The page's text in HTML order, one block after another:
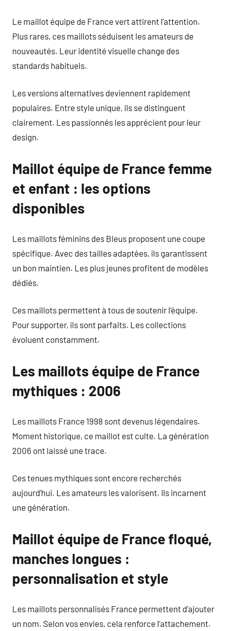
Le maillot équipe de France vert attirent l’attention.
Plus rares, ces maillots séduisent les amateurs de
nouveautés. Leur identité visuelle change des
standards habituels.
Les versions alternatives deviennent rapidement
populaires. Entre style unique, ils se distinguent
clairement. Les passionnés les apprécient pour leur
design.
Maillot équipe de France femme
et enfant : les options
disponibles
Les maillots féminins des Bleus proposent une coupe
spécifique. Avec des tailles adaptées, ils garantissent
un bon maintien. Les plus jeunes profitent de modèles
dédiés.
Ces maillots permettent à tous de soutenir l’équipe.
Pour supporter, ils sont parfaits. Les collections
évoluent constamment.
Les maillots équipe de France
mythiques : 2006
Les maillots France 1998 sont devenus légendaires.
Moment historique, ce maillot est culte. La génération
2006 ont laissé une trace.
Ces tenues mythiques sont encore recherchés
aujourd’hui. Les amateurs les valorisent. Ils incarnent
une génération.
Maillot équipe de France floqué,
manches longues :
personnalisation et style
Les maillots personnalisés France permettent d’ajouter
un nom. Selon vos envies, cela renforce l’attachement.